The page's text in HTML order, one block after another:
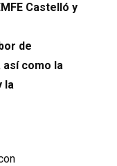
Castelló y
de
así como la
la